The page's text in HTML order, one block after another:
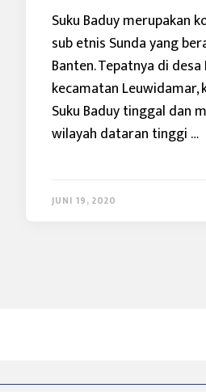
Suku Baduy merupakan
sub etnis Sunda yang
Banten. Tepatnya di desa
kecamatan Leuwidamar,
Suku Baduy tinggal dan
wilayah dataran tinggi …
JUNI 19, 2020